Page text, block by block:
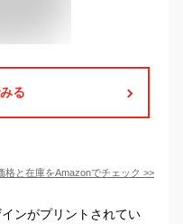
る
格と在庫をAmazonでチェック >>
ンがプリントされてい